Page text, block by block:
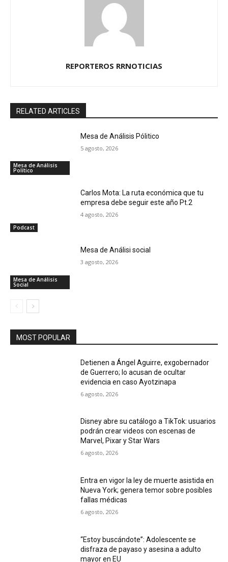
REPORTEROS RRNOTICIAS
RELATED ARTICLES
Mesa de Análisis
Político
Mesa de Análisis Pólitico
5 agosto, 2026
Podcast
Carlos Mota: La ruta económica que tu
empresa debe seguir este año Pt.2
4 agosto, 2026
Mesa de Análisis
Social
Mesa de Análisi social
3 agosto, 2026
MOST POPULAR
Detienen a Ángel Aguirre, exgobernador
de Guerrero; lo acusan de ocultar
evidencia en caso Ayotzinapa
6 agosto, 2026
Disney abre su catálogo a TikTok: usuarios
podrán crear videos con escenas de
Marvel, Pixar y Star Wars
6 agosto, 2026
Entra en vigor la ley de muerte asistida en
Nueva York; genera temor sobre posibles
fallas médicas
6 agosto, 2026
“Estoy buscándote”: Adolescente se
disfraza de payaso y asesina a adulto
mayor en EU